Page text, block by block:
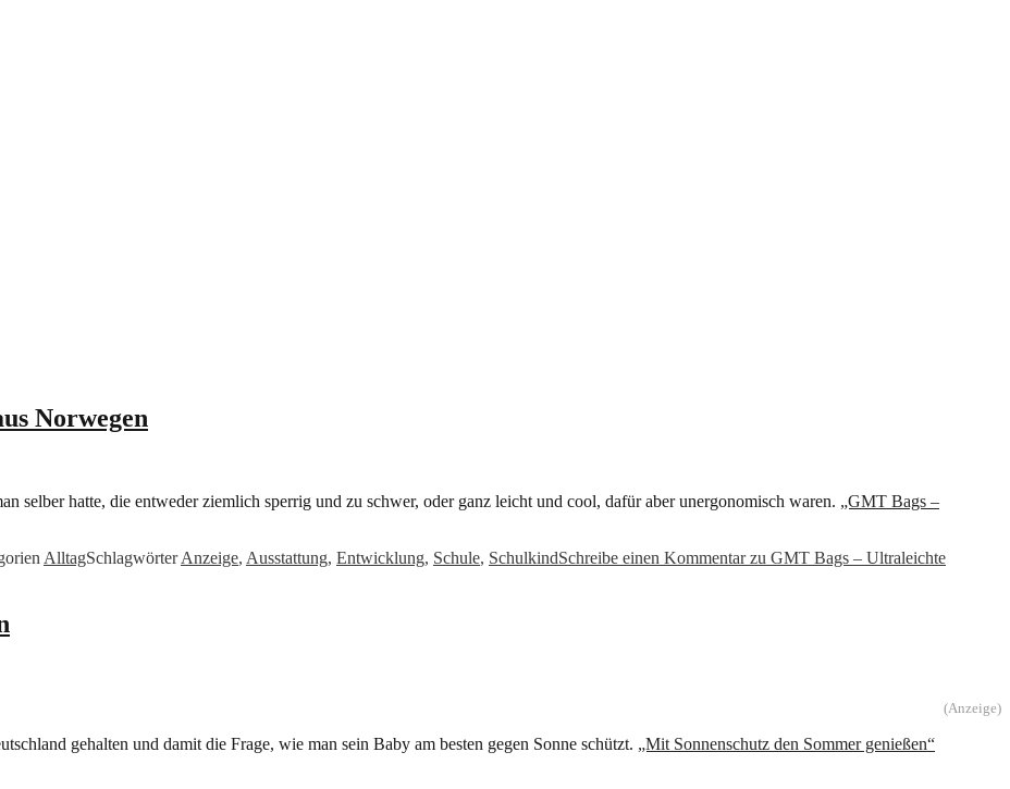
Norwegen
selber hatte, die entweder ziemlich sperrig und zu schwer, oder ganz leicht und cool, dafür aber unergonomisch waren. „GMT Bags –
AlltagSchlagwörterAnzeige, Ausstattung, Entwicklung, Schule, SchulkindSchreibe einen Kommentarzu GMT Bags – Ultraleichte
(Anzeige)
gehalten und damit die Frage, wie man sein Baby am besten gegen Sonne schützt. „Mit Sonnenschutz den Sommer genießen“